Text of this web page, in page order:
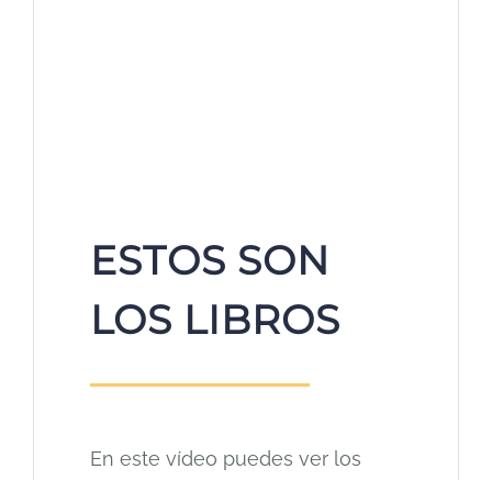
ESTOS SON
LOS LIBROS
En este vídeo puedes ver los